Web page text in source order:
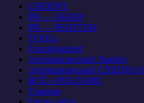
CHERNY
PR — ОБЗОР
PR — РЕНТГЕН
TOOLs
Uncategorized
Антикризисный Ликбез
Антикризисный СПЕЦНАЗ
ВСЁ о РЕКЛАМЕ
Главная